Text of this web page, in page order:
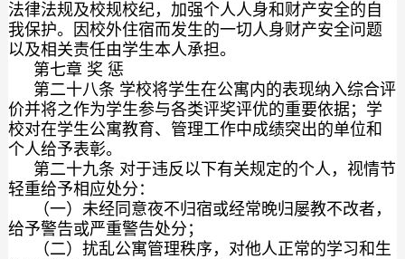
法律法规及校规校纪，加强个人人身和财产安全的自
我保护。因校外住宿而发生的一切人身财产安全问题
以及相关责任由学生本人承担。
第七章 奖 惩
第二十八条 学校将学生在公寓内的表现纳入综合评
价并将之作为学生参与各类评奖评优的重要依据；学
校对在学生公寓教育、管理工作中成绩突出的单位和
个人给予表彰。
第二十九条 对于违反以下有关规定的个人，视情节
轻重给予相应处分：
（一）未经同意夜不归宿或经常晚归屡教不改者，
给予警告或严重警告处分；
（二）扰乱公寓管理秩序，对他人正常的学习和生